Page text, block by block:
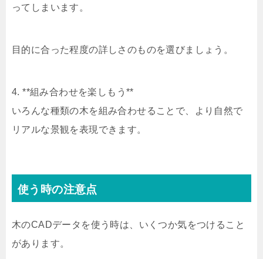
ってしまいます。
目的に合った程度の詳しさのものを選びましょう。
4. **組み合わせを楽しもう**
いろんな種類の木を組み合わせることで、より自然で
リアルな景観を表現できます。
使う時の注意点
木のCADデータを使う時は、いくつか気をつけること
があります。